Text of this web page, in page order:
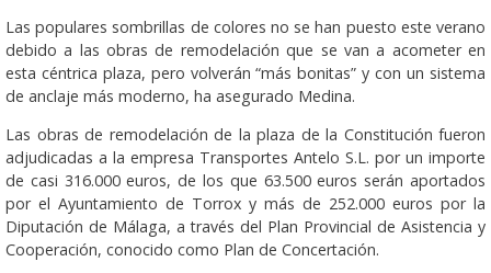
Las populares sombrillas de colores no se han puesto este verano
debido a las obras de remodelación que se van a acometer en
esta céntrica plaza, pero volverán “más bonitas” y con un sistema
de anclaje más moderno, ha asegurado Medina.
Las obras de remodelación de la plaza de la Constitución fueron
adjudicadas a la empresa Transportes Antelo S.L. por un importe
de casi 316.000 euros, de los que 63.500 euros serán aportados
por el Ayuntamiento de Torrox y más de 252.000 euros por la
Diputación de Málaga, a través del Plan Provincial de Asistencia y
Cooperación, conocido como Plan de Concertación.